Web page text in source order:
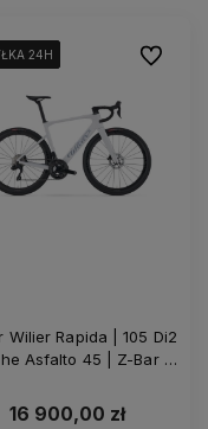
24H
24H
24H
24H
24H
Wilier Rapida | 105 Di2
Asfalto 45 | Z-Bar |
16 900,00 zł
Do